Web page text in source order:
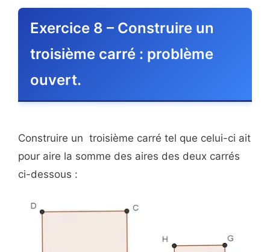
Exercice 8 – Construire un
troisième carré : problème
ouvert.
Construire un troisième carré tel que celui-ci ait
pour aire la somme des aires des deux carrés
ci-dessous :